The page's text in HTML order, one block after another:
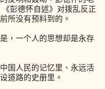
彭德怀自述》对拨乱反正
所没有预料到的。
一个人的思想却是永存
人民的记忆里、永远活
道路的史册里。